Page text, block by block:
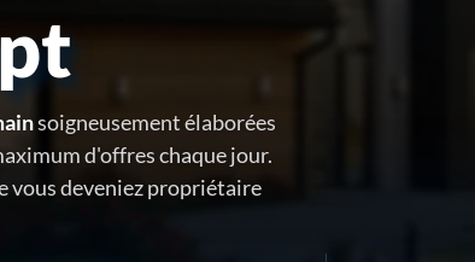
soigneusement élaborées
d'offres chaque jour.
vous deveniez propriétaire